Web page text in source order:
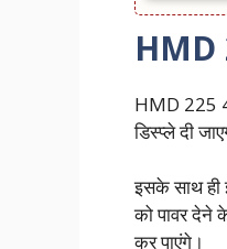
HMD
HMD 225
डिस्प्ले दी
इसके साथ
को पावर देने
कर पाएंगे।